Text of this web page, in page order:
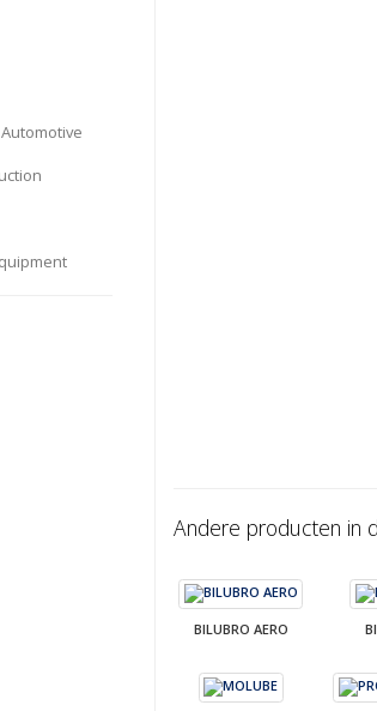
Andere producten in
BILUBRO AERO